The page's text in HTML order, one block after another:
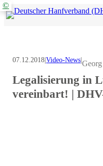
Zum
Inhalt
Informieren
DHV
©
07.12.2018|Video-News|
Legalisierung in
vereinbart! |